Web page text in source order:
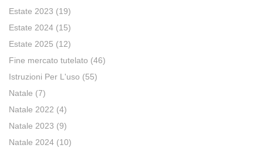
Estate 2023 (19)
Estate 2024 (15)
Estate 2025 (12)
Fine mercato tutelato (46)
Istruzioni Per L'uso (55)
Natale (7)
Natale 2022 (4)
Natale 2023 (9)
Natale 2024 (10)